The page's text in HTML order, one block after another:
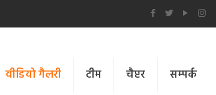
वीडियो गैलरी टीम चैप्टर सम्पर्क